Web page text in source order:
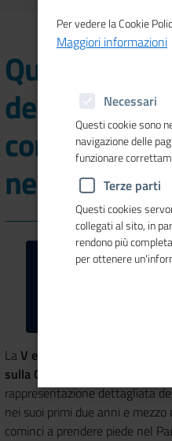
Quinta
nella crisi
LaV edizione
sulla Composizione
rappresentazione dettagliata
nei suoi primi due anni e
cominci a prendere piede nel
Per vedere la Cookie
Maggiori informazioni
Necessari
Questi cookie sono
navigazione delle
funzionare
Terze parti
Questi cookies
collegati al sito, in
rendono più
per ottenere